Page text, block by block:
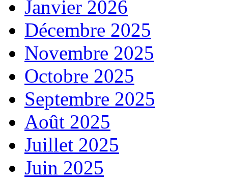
Janvier 2026
Décembre 2025
Novembre 2025
Octobre 2025
Septembre 2025
Août 2025
Juillet 2025
Juin 2025